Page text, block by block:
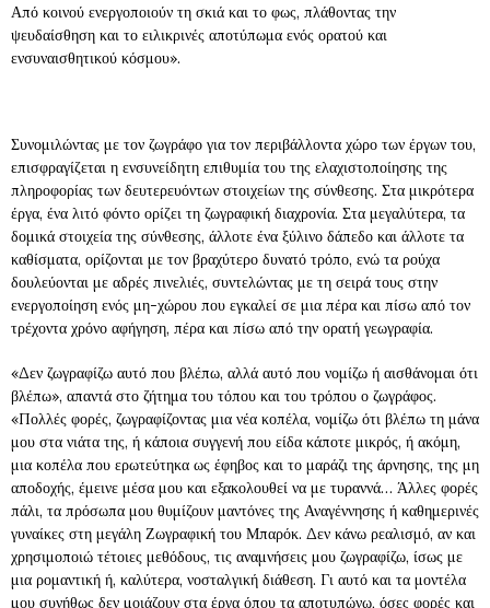
Από κοινού ενεργοποιούν τη σκιά και το φως, πλάθοντας την
ψευδαίσθηση και το ειλικρινές αποτύπωμα ενός ορατού και
ενσυναισθητικού κόσμου».
Συνομιλώντας με τον ζωγράφο για τον περιβάλλοντα χώρο των έργων του,
επισφραγίζεται η ενσυνείδητη επιθυμία του της ελαχιστοποίησης της
πληροφορίας των δευτερευόντων στοιχείων της σύνθεσης. Στα μικρότερα
έργα, ένα λιτό φόντο ορίζει τη ζωγραφική διαχρονία. Στα μεγαλύτερα, τα
δομικά στοιχεία της σύνθεσης, άλλοτε ένα ξύλινο δάπεδο και άλλοτε τα
καθίσματα, ορίζονται με τον βραχύτερο δυνατό τρόπο, ενώ τα ρούχα
δουλεύονται με αδρές πινελιές, συντελώντας με τη σειρά τους στην
ενεργοποίηση ενός μη-χώρου που εγκαλεί σε μια πέρα και πίσω από τον
τρέχοντα χρόνο αφήγηση, πέρα και πίσω από την ορατή γεωγραφία.
«Δεν ζωγραφίζω αυτό που βλέπω, αλλά αυτό που νομίζω ή αισθάνομαι ότι
βλέπω», απαντά στο ζήτημα του τόπου και του τρόπου ο ζωγράφος.
«Πολλές φορές, ζωγραφίζοντας μια νέα κοπέλα, νομίζω ότι βλέπω τη μάνα
μου στα νιάτα της, ή κάποια συγγενή που είδα κάποτε μικρός, ή ακόμη,
μια κοπέλα που ερωτεύτηκα ως έφηβος και το μαράζι της άρνησης, της μη
αποδοχής, έμεινε μέσα μου και εξακολουθεί να με τυραννά… Άλλες φορές
πάλι, τα πρόσωπα μου θυμίζουν μαντόνες της Αναγέννησης ή καθημερινές
γυναίκες στη μεγάλη Ζωγραφική του Μπαρόκ. Δεν κάνω ρεαλισμό, αν και
χρησιμοποιώ τέτοιες μεθόδους, τις αναμνήσεις μου ζωγραφίζω, ίσως με
μια ρομαντική ή, καλύτερα, νοσταλγική διάθεση. Γι αυτό και τα μοντέλα
μου συνήθως δεν μοιάζουν στα έργα όπου τα αποτυπώνω, όσες φορές και